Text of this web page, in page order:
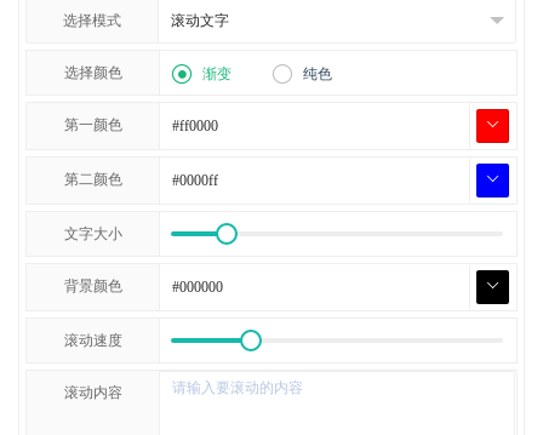
选择模式
选择颜色 渐变 纯色
第一颜色
第二颜色
文字大小
背景颜色
滚动速度
滚动内容